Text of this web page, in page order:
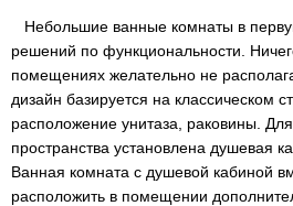
Небольшие ванные комнаты в
решений по функциональности.
помещениях желательно не
дизайн базируется на классическом
расположение унитаза, раковины.
пространства установлена душевая
Ванная комната с душевой кабиной
расположить в помещении